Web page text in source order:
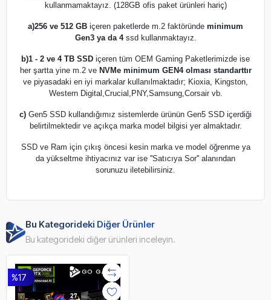
kullanmamaktayız. (128GB ofis paket ürünleri hariç)
a)256 ve 512 GB içeren paketlerde m.2 faktöründe minimum
Gen3 ya da 4ssd kullanmaktayız.
b)1 - 2 ve 4 TB SSD içeren tüm OEM Gaming Paketlerimizde ise
her şartta yine m.2 ve NVMe minimum GEN4 olması standarttır
ve piyasadaki en iyi markalar kullanılmaktadır; Kioxia, Kingston,
Western Digital,Crucial,PNY,Samsung,Corsair vb.
c) Gen5 SSD kullandığımız sistemlerde ürünün Gen5 SSD içerdiği
belirtilmektedir ve açıkça marka model bilgisi yer almaktadır.
SSD ve Ram için çıkış öncesi kesin marka ve model öğrenme ya
da yükseltme ihtiyacınız var ise ''Satıcıya Sor'' alanından
sorunuzu iletebilirsiniz.
Bu Kategorideki Diğer Ürünler
Bu kategorideki diğer ürünleri inceleyin.
%17